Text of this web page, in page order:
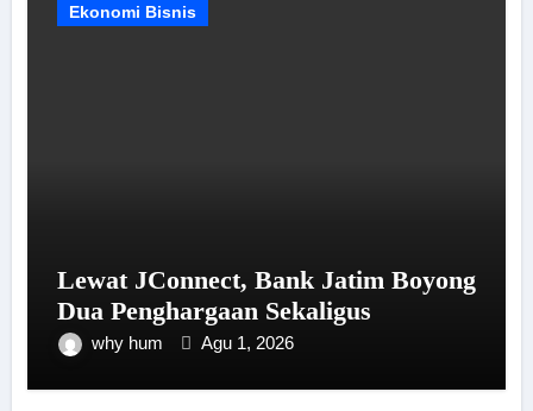
Ekonomi Bisnis
Lewat JConnect, Bank Jatim Boyong
Dua Penghargaan Sekaligus
why hum Agu 1, 2026